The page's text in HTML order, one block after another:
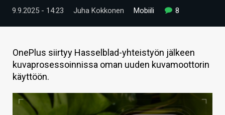
TECHBBS
HINTA.FI
KAUPPA
VAIHDA TEEMA
9.9.2025 - 14:23 Juha Kokkonen Mobiili 8
OnePlus siirtyy Hasselblad-yhteistyön jälkeen
kuvaprosessoinnissa oman uuden kuvamoottorin
käyttöön.